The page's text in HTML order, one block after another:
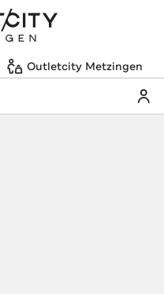
Outletcity Metzingen